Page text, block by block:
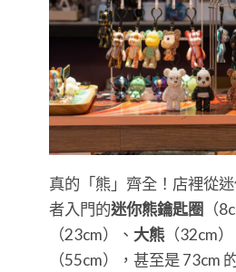
真的「熊」齊全！店裡從
者入門的迷你熊鑰匙圈 （
（23cm）、 大熊（32cm）
（55cm），甚至是 73cm